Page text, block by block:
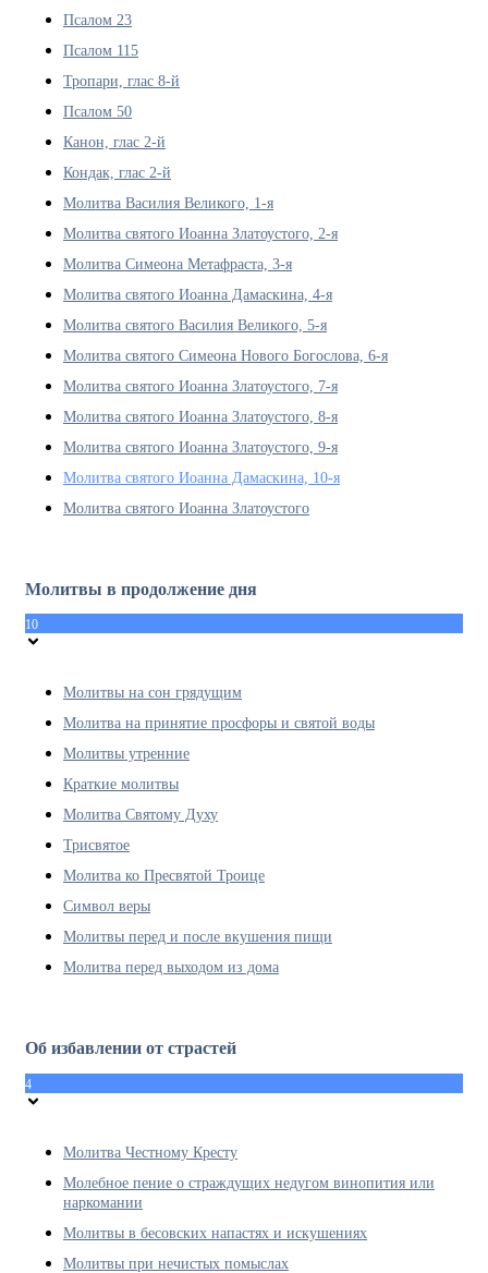
Псалом 23
Псалом 115
Тропари, глас 8-й
Псалом 50
Канон, глас 2-й
Кондак, глас 2-й
Молитва Василия Великого, 1-я
Молитва святого Иоанна Златоустого, 2-я
Молитва Симеона Метафраста, 3-я
Молитва святого Иоанна Дамаскина, 4-я
Молитва святого Василия Великого, 5-я
Молитва святого Симеона Нового Богослова, 6-я
Молитва святого Иоанна Златоустого, 7-я
Молитва святого Иоанна Златоустого, 8-я
Молитва святого Иоанна Златоустого, 9-я
Молитва святого Иоанна Дамаскина, 10-я
Молитва святого Иоанна Златоустого
Молитвы в продолжение дня
10
Молитвы на сон грядущим
Молитва на принятие просфоры и святой воды
Молитвы утренние
Краткие молитвы
Молитва Святому Духу
Трисвятое
Молитва ко Пресвятой Троице
Символ веры
Молитвы перед и после вкушения пищи
Молитва перед выходом из дома
Об избавлении от страстей
4
Молитва Честному Кресту
Молебное пение о страждущих недугом винопития или
наркомании
Молитвы в бесовских напастях и искушениях
Молитвы при нечистых помыслах